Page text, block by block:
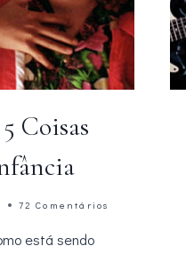
Coisas
72 Comentários
está sendo